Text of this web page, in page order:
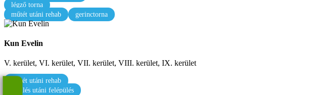
légző torna
műtét utáni rehab
gerinctorna
Kun Evelin
V. kerület, VI. kerület, VII. kerület, VIII. kerület, IX. kerület
műtét utáni rehab
sérülés utáni felépülés